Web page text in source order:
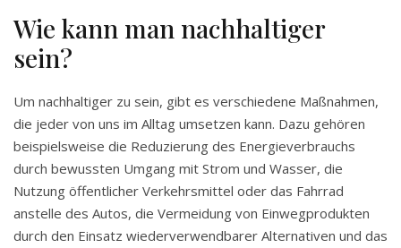
Wie kann man nachhaltiger
sein?
Um nachhaltiger zu sein, gibt es verschiedene Maßnahmen,
die jeder von uns im Alltag umsetzen kann. Dazu gehören
beispielsweise die Reduzierung des Energieverbrauchs
durch bewussten Umgang mit Strom und Wasser, die
Nutzung öffentlicher Verkehrsmittel oder das Fahrrad
anstelle des Autos, die Vermeidung von Einwegprodukten
durch den Einsatz wiederverwendbarer Alternativen und das